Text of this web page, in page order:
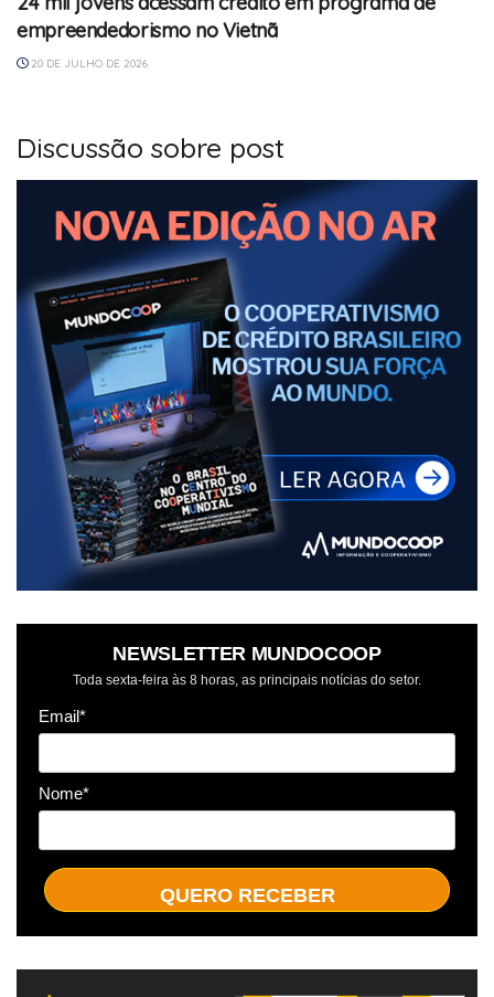
empreendedorismo no Vietnã
20 DE JULHO DE 2026
Discussão sobre post
NEWSLETTER MUNDOCOOP
Toda sexta-feira às 8 horas, as principais notícias do setor.
Email*
Nome*
QUERO RECEBER